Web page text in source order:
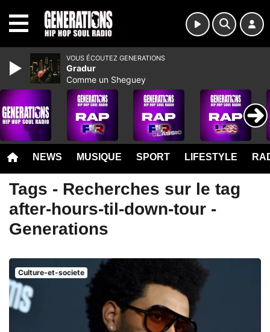
NEWS MUSIQUE SPORT LIFESTYLE
Tags - Recherches sur le tag
after-hours-til-down-tour -
Generations
Culture-et-societe
VOUS ÉCOUTEZ GENERATIONS
Gradur
Comme un Sheguey